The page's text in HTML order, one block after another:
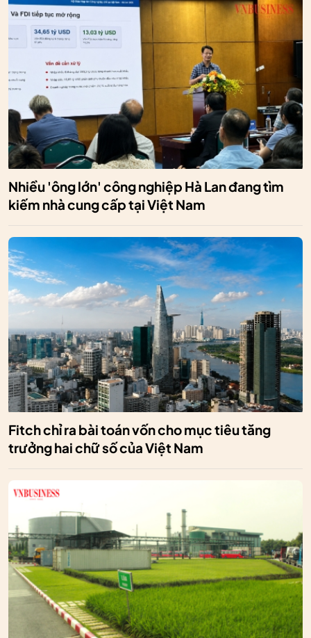
Nhiều 'ông lớn' công nghiệp Hà Lan đang tìm
kiếm nhà cung cấp tại Việt Nam
Fitch chỉ ra bài toán vốn cho mục tiêu tăng
trưởng hai chữ số của Việt Nam